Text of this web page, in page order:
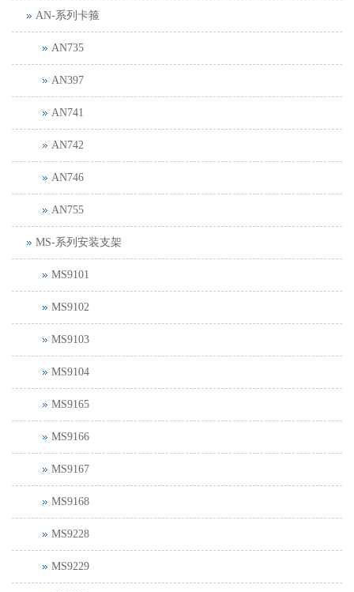
AN-系列卡箍
AN735
AN397
AN741
AN742
AN746
AN755
MS-系列安装支架
MS9101
MS9102
MS9103
MS9104
MS9165
MS9166
MS9167
MS9168
MS9228
MS9229